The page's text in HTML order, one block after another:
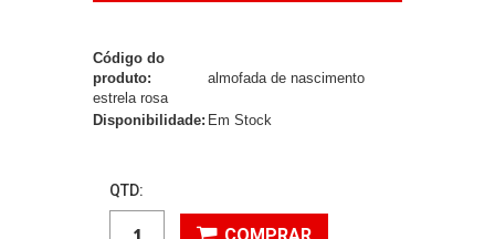
Código do
produto:
almofada de nascimento
estrela rosa
Disponibilidade:Em Stock
QTD:
COMPRAR